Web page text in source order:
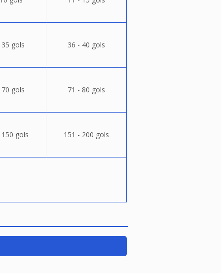
gols 36 - 40 gols
gols 71 - 80 gols
gols 151 - 200 gols